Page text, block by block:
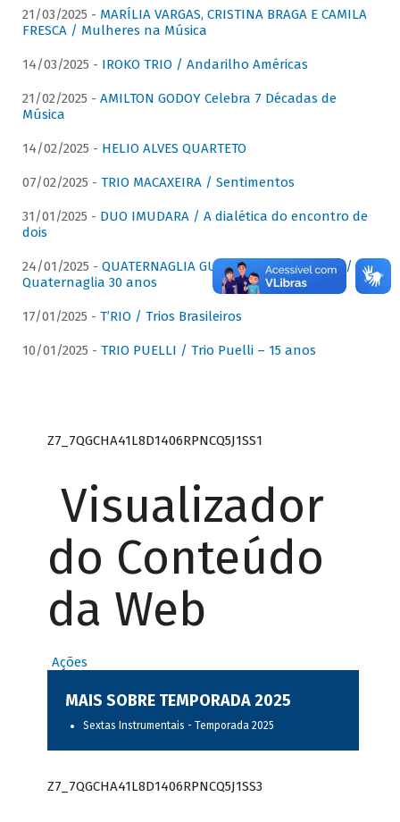
21/03/2025 - MARÍLIA VARGAS, CRISTINA BRAGA E CAMILA
FRESCA / Mulheres na Música
14/03/2025 - IROKO TRIO / Andarilho Américas
21/02/2025 - AMILTON GODOY Celebra 7 Décadas de
Música
14/02/2025 - HELIO ALVES QUARTETO
07/02/2025 - TRIO MACAXEIRA / Sentimentos
31/01/2025 - DUO IMUDARA / A dialética do encontro de
dois
24/01/2025 - QUATERNAGLIA GUITAR QUARTET (QGQ) /
Quaternaglia 30 anos
17/01/2025 - T’RIO / Trios Brasileiros
10/01/2025 - TRIO PUELLI / Trio Puelli – 15 anos
Z7_7QGCHA41L8D1406RPNCQ5J1SS1
Visualizador
do Conteúdo
da Web
Ações
MAIS SOBRE TEMPORADA 2025
Sextas Instrumentais - Temporada 2025
Z7_7QGCHA41L8D1406RPNCQ5J1SS3